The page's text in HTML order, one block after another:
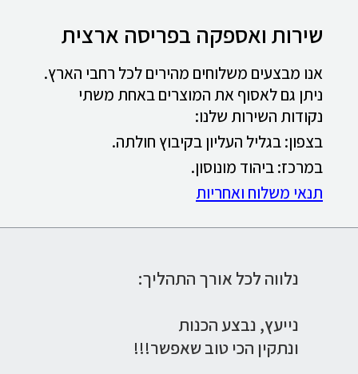
שירות ואספקה בפריסה ארצית
אנו מבצעים משלוחים מהירים לכל רחבי הארץ.
ניתן גם לאסוף את המוצרים באחת משתי
נקודות השירות שלנו:
בצפון: בגליל העליון בקיבוץ חולתה.
במרכז: ביהוד מונוסון.
תנאי משלוח ואחריות
נלווה לכל אורך התהליך:
נייעץ, נבצע הכנות
ונתקין הכי טוב שאפשר!!!